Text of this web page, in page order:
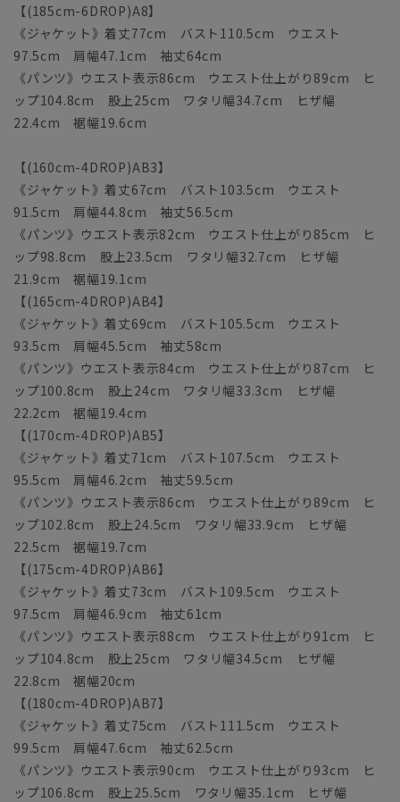
【(185cm-6DROP)A8】
《ジャケット》着丈77cm バスト110.5cm ウエスト
97.5cm 肩幅47.1cm 袖丈64cm
《パンツ》ウエスト表示86cm ウエスト仕上がり89cm ヒ
ップ104.8cm 股上25cm ワタリ幅34.7cm ヒザ幅
22.4cm 裾幅19.6cm
【(160cm-4DROP)AB3】
《ジャケット》着丈67cm バスト103.5cm ウエスト
91.5cm 肩幅44.8cm 袖丈56.5cm
《パンツ》ウエスト表示82cm ウエスト仕上がり85cm ヒ
ップ98.8cm 股上23.5cm ワタリ幅32.7cm ヒザ幅
21.9cm 裾幅19.1cm
【(165cm-4DROP)AB4】
《ジャケット》着丈69cm バスト105.5cm ウエスト
93.5cm 肩幅45.5cm 袖丈58cm
《パンツ》ウエスト表示84cm ウエスト仕上がり87cm ヒ
ップ100.8cm 股上24cm ワタリ幅33.3cm ヒザ幅
22.2cm 裾幅19.4cm
【(170cm-4DROP)AB5】
《ジャケット》着丈71cm バスト107.5cm ウエスト
95.5cm 肩幅46.2cm 袖丈59.5cm
《パンツ》ウエスト表示86cm ウエスト仕上がり89cm ヒ
ップ102.8cm 股上24.5cm ワタリ幅33.9cm ヒザ幅
22.5cm 裾幅19.7cm
【(175cm-4DROP)AB6】
《ジャケット》着丈73cm バスト109.5cm ウエスト
97.5cm 肩幅46.9cm 袖丈61cm
《パンツ》ウエスト表示88cm ウエスト仕上がり91cm ヒ
ップ104.8cm 股上25cm ワタリ幅34.5cm ヒザ幅
22.8cm 裾幅20cm
【(180cm-4DROP)AB7】
《ジャケット》着丈75cm バスト111.5cm ウエスト
99.5cm 肩幅47.6cm 袖丈62.5cm
《パンツ》ウエスト表示90cm ウエスト仕上がり93cm ヒ
ップ106.8cm 股上25.5cm ワタリ幅35.1cm ヒザ幅